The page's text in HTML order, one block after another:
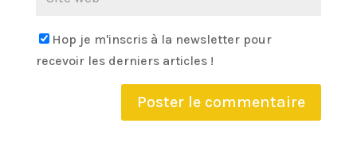
Hop je m'inscris à la newsletter pour
recevoir les derniers articles !